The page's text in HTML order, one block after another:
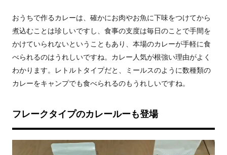
おうちで作るカレーは、確かにお肉やお魚に下味をつけてから
煮込むことは珍しいですし、食事の支度は毎日のことで手間を
かけていられないということもあり、本場のカレーが手軽に食
べられるのはうれしいですね。カレー人気が根強い理由がよく
わかります。レトルトタイプだと、ミールスのように数種類の
カレーをキャンプでも食べられるのもうれしいですね。
フレークタイプのカレールーも登場